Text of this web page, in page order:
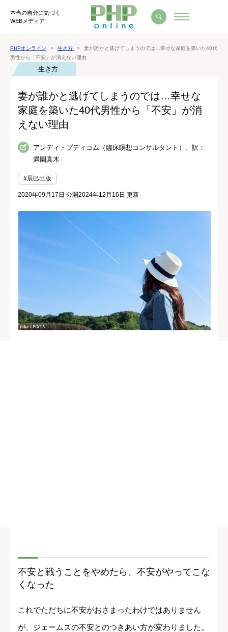
本当の自分に気づく
WEBメディア
PHPオンライン 生き方
妻が誰かと逃げてしまうのでは…幸せな家庭を築いた40代
男性から「不安」が消えない理由
生き方
妻が誰かと逃げてしまうのでは…幸せな
家庭を築いた40代男性から「不安」が消
えない理由
アンディ・プディコム（臨床瞑想コンサルタント）、訳：
満園真木
#辰巳出版
2020年09月17日 公開2024年12月16日 更新
不安と戦うことをやめたら、不安がやってこな
くなった
これでただちに不安がおさまったわけではありません
が、ジェームズの不安とのつきあい方が変わりました。